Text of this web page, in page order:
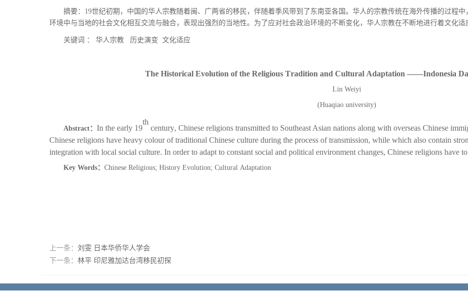
摘要： 19世纪初期，中国的华人宗教随着闽、广两省的移民， 伴随着季风带到了东南亚各国 。 华人的宗教传统在海外传播的过程
环境中与当地的社会文化相互交流与融合，表现出强烈的当地性。为了应对社会政治环境的不断变化，华人宗教在不断地进行着文化适
关键词 ： 华人宗教 历史演变 文化适应
The Historical Evolution of the Religious Tradition and Cultural Adaptation ——Indonesia
Lin Weiyi
(Huaqiao university)
Abstract： In the early 19
th
century, Chinese religions transmitted to Southeast Asian nations along with overseas Chinese
Chinese religions have heavy colourof traditional Chinese culture during the process oftransmission, while which also contain
integration with local social culture. In order to adapt to constant social and political environment changes, Chinese religions have
Key Words： Chinese Religious; History Evolution; Cultural Adaptation
上一条： 刘雯 日本华侨华人学会
下一条： 林平 印尼雅加达台湾移民初探